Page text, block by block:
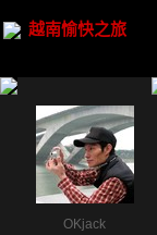
越南愉快之旅
OKjack